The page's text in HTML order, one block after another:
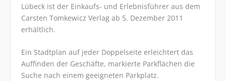
Lübeck ist der Einkaufs- und Erlebnisführer aus dem
Carsten Tomkewicz Verlag ab 5. Dezember 2011
erhältlich.
Ein Stadtplan auf jeder Doppelseite erleichtert das
Auffinden der Geschäfte, markierte Parkflächen die
Suche nach einem geeigneten Parkplatz.